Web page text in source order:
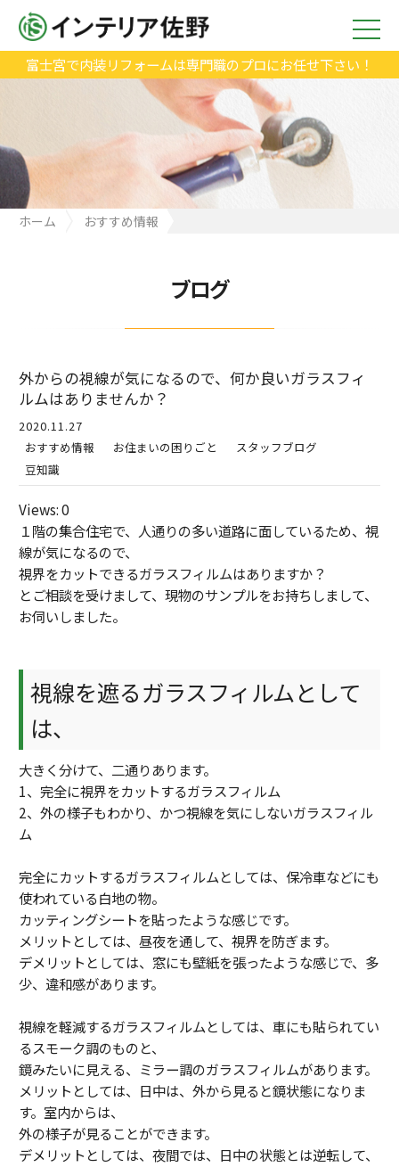
富士宮で内装リフォームは専門職のプロにお任せ下さい！
ホーム
おすすめ情報
ブログ
外からの視線が気になるので、何か良いガラスフィ
ルムはありませんか？
2020.11.27
おすすめ情報
お住まいの困りごと
スタッフブログ
豆知識
Views: 0
１階の集合住宅で、人通りの多い道路に面しているため、視
線が気になるので、
視界をカットできるガラスフィルムはありますか？
とご相談を受けまして、現物のサンプルをお持ちしまして、
お伺いしました。
視線を遮るガラスフィルムとして
は、
大きく分けて、二通りあります。
1、完全に視界をカットするガラスフィルム
2、外の様子もわかり、かつ視線を気にしないガラスフィル
ム
完全にカットするガラスフィルムとしては、保冷車などにも
使われている白地の物。
カッティングシートを貼ったような感じです。
メリットとしては、昼夜を通して、視界を防ぎます。
デメリットとしては、窓にも壁紙を張ったような感じで、多
少、違和感があります。
視線を軽減するガラスフィルムとしては、車にも貼られてい
るスモーク調のものと、
鏡みたいに見える、ミラー調のガラスフィルムがあります。
メリットとしては、日中は、外から見ると鏡状態になりま
す。室内からは、
外の様子が見ることができます。
デメリットとしては、夜間では、日中の状態とは逆転して、